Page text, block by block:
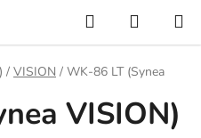
Hledat
KOŠÍK
/ VISION / WK-86 LT (Synea
VISION)